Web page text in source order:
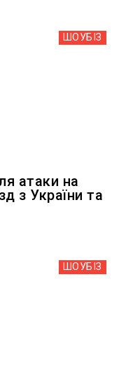
ШОУБIЗ
атаки на
з України та
ШОУБIЗ